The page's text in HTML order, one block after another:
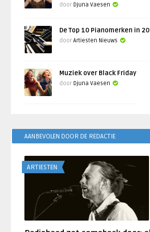
door Djuna Vaesen
De Top 10 Pianomerken in
doorArtiesten Nieuws
Muziek over Black Friday
door Djuna Vaesen
AANBEVOLEN DOOR DE REDACTIE
ARTIESTEN